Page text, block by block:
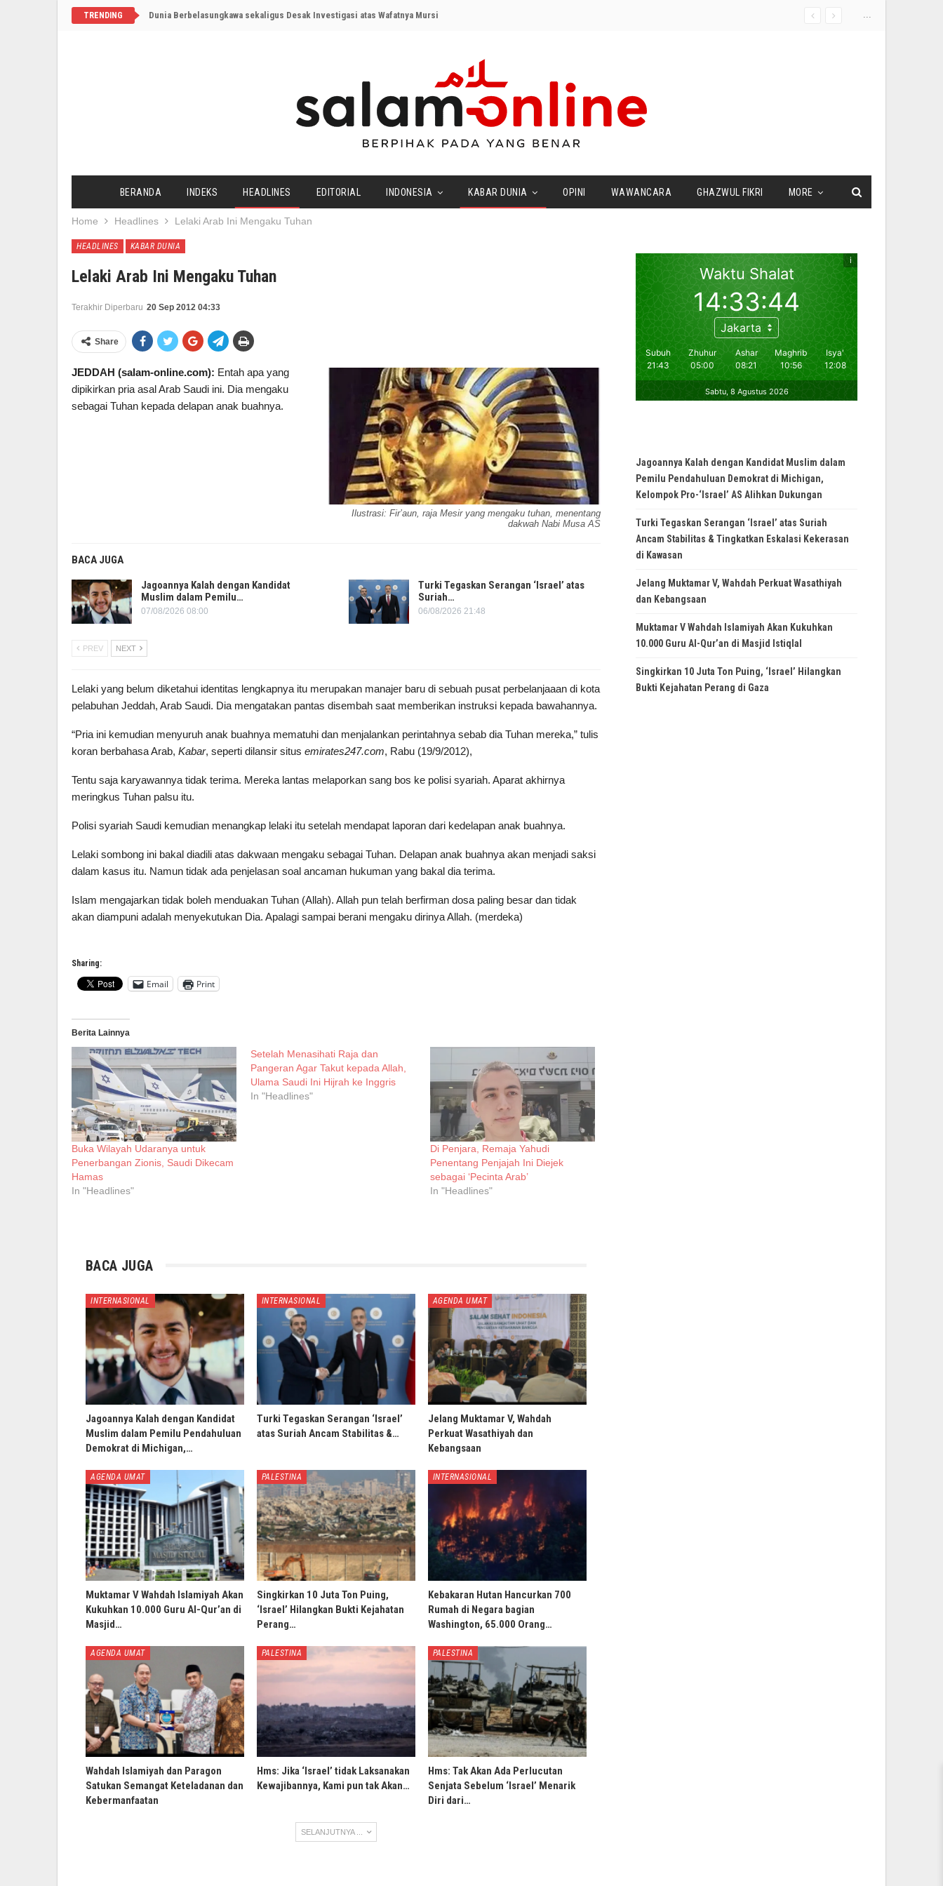
...
TRENDING Dunia Berbelasungkawa sekaligus Desak Investigasi atas Wafatnya Mursi
BERANDA INDEKS HEADLINES EDITORIAL INDONESIA KABAR DUNIA OPINI WAWANCARA GHAZWUL FIKRI MORE
Home Headlines Lelaki Arab Ini Mengaku Tuhan
HEADLINES KABAR DUNIA
Lelaki Arab Ini Mengaku Tuhan
Terakhir Diperbaru 20 Sep 2012 04:33
Share
Ilustrasi: Fir’aun, raja Mesir yang mengaku tuhan, menentang
dakwah Nabi Musa AS
JEDDAH (salam-online.com): Entah apa yang
dipikirkan pria asal Arab Saudi ini. Dia mengaku
sebagai Tuhan kepada delapan anak buahnya.
BACA JUGA
Jagoannya Kalah dengan Kandidat
Muslim dalam Pemilu…
07/08/2026 08:00
Turki Tegaskan Serangan ‘Israel’ atas
Suriah…
06/08/2026 21:48
PREV NEXT
Lelaki yang belum diketahui identitas lengkapnya itu merupakan manajer baru di sebuah pusat perbelanjaaan di kota
pelabuhan Jeddah, Arab Saudi. Dia mengatakan pantas disembah saat memberikan instruksi kepada bawahannya.
“Pria ini kemudian menyuruh anak buahnya mematuhi dan menjalankan perintahnya sebab dia Tuhan mereka,” tulis
koran berbahasa Arab, Kabar, seperti dilansir situs emirates247.com, Rabu (19/9/2012),
Tentu saja karyawannya tidak terima. Mereka lantas melaporkan sang bos ke polisi syariah. Aparat akhirnya
meringkus Tuhan palsu itu.
Polisi syariah Saudi kemudian menangkap lelaki itu setelah mendapat laporan dari kedelapan anak buahnya.
Lelaki sombong ini bakal diadili atas dakwaan mengaku sebagai Tuhan. Delapan anak buahnya akan menjadi saksi
dalam kasus itu. Namun tidak ada penjelasan soal ancaman hukuman yang bakal dia terima.
Islam mengajarkan tidak boleh menduakan Tuhan (Allah). Allah pun telah berfirman dosa paling besar dan tidak
akan diampuni adalah menyekutukan Dia. Apalagi sampai berani mengaku dirinya Allah. (merdeka)
Sharing:
Email Print
Berita Lainnya
Buka Wilayah Udaranya untuk
Penerbangan Zionis, Saudi Dikecam
Hamas
In "Headlines"
Setelah Menasihati Raja dan
Pangeran Agar Takut kepada Allah,
Ulama Saudi Ini Hijrah ke Inggris
In "Headlines"
Di Penjara, Remaja Yahudi
Penentang Penjajah Ini Diejek
sebagai ‘Pecinta Arab’
In "Headlines"
BACA JUGA
INTERNASIONAL
Jagoannya Kalah dengan Kandidat
Muslim dalam Pemilu Pendahuluan
Demokrat di Michigan,…
INTERNASIONAL
Turki Tegaskan Serangan ‘Israel’
atas Suriah Ancam Stabilitas &…
AGENDA UMAT
Jelang Muktamar V, Wahdah
Perkuat Wasathiyah dan
Kebangsaan
AGENDA UMAT
Muktamar V Wahdah Islamiyah Akan
Kukuhkan 10.000 Guru Al-Qur’an di
Masjid…
PALESTINA
Singkirkan 10 Juta Ton Puing,
‘Israel’ Hilangkan Bukti Kejahatan
Perang…
INTERNASIONAL
Kebakaran Hutan Hancurkan 700
Rumah di Negara bagian
Washington, 65.000 Orang…
AGENDA UMAT
Wahdah Islamiyah dan Paragon
Satukan Semangat Keteladanan dan
Kebermanfaatan
PALESTINA
Hms: Jika ‘Israel’ tidak Laksanakan
Kewajibannya, Kami pun tak Akan…
PALESTINA
Hms: Tak Akan Ada Perlucutan
Senjata Sebelum ‘Israel’ Menarik
Diri dari…
SELANJUTNYA ...
Jagoannya Kalah dengan Kandidat Muslim dalam
Pemilu Pendahuluan Demokrat di Michigan,
Kelompok Pro-‘Israel’ AS Alihkan Dukungan
Turki Tegaskan Serangan ‘Israel’ atas Suriah
Ancam Stabilitas & Tingkatkan Eskalasi Kekerasan
di Kawasan
Jelang Muktamar V, Wahdah Perkuat Wasathiyah
dan Kebangsaan
Muktamar V Wahdah Islamiyah Akan Kukuhkan
10.000 Guru Al-Qur’an di Masjid Istiqlal
Singkirkan 10 Juta Ton Puing, ‘Israel’ Hilangkan
Bukti Kejahatan Perang di Gaza